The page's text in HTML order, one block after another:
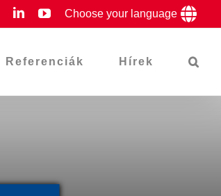
LinkedInYouTube
Choose your language
Referenciák Hírek